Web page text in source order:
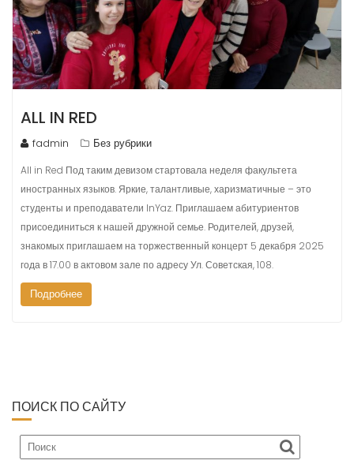
ALL IN RED
fadmin Без рубрики
All in Red Под таким девизом стартовала неделя факультета
иностранных языков. Яркие, талантливые, харизматичные – это
студенты и преподаватели InYaz. Приглашаем абитуриентов
присоединиться к нашей дружной семье. Родителей, друзей,
знакомых приглашаем на торжественный концерт 5 декабря 2025
года в 17.00 в актовом зале по адресу Ул. Советская, 108.
Подробнее
ПОИСК ПО САЙТУ